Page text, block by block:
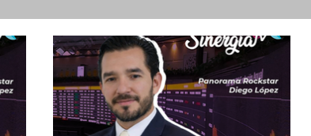
Internacional Economía Seguridad